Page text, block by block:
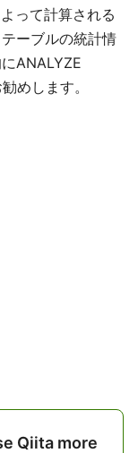
って計算される
ーブルの統計情
ANALYZE
めします。
Qiita more